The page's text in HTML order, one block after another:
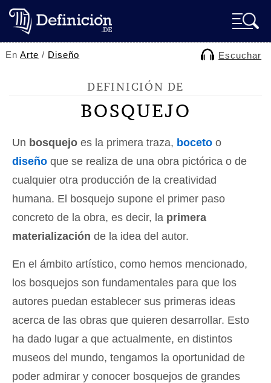
EnArte / Diseño Escuchar
DEFINICIÓN DE
BOSQUEJO
Un bosquejo es la primera traza, boceto o
diseño que se realiza de una obra pictórica o de
cualquier otra producción de la creatividad
humana. El bosquejo supone el primer paso
concreto de la obra, es decir, la primera
materialización de la idea del autor.
En el ámbito artístico, como hemos mencionado,
los bosquejos son fundamentales para que los
autores puedan establecer sus primeras ideas
acerca de las obras que quieren desarrollar. Esto
ha dado lugar a que actualmente, en distintos
museos del mundo, tengamos la oportunidad de
poder admirar y conocer bosquejos de grandes